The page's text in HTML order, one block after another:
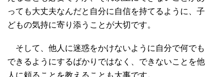
っても大丈夫なんだと自分に自信を持てるように、子
どもの気持に寄り添うことが大切です。
そして、他人に迷惑をかけないように自分で何でも
できるようにするばかりではなく、できないことを他
人に頼ることを教えることも大事です。